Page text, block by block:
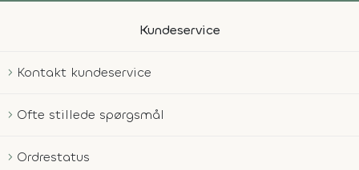
Kundeservice
Kontakt kundeservice
Ofte stillede spørgsmål
Ordrestatus